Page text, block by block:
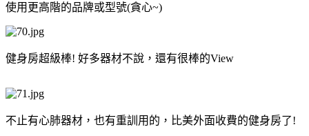
使用更高階的品牌或型號(貪心~)
健身房超級棒! 好多器材不說，還有很棒的View
不止有心肺器材，也有重訓用的，比美外面收費的健身房了!